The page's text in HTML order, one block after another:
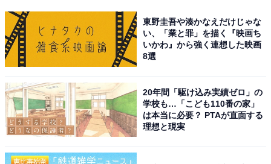
東野圭吾や湊かなえだけじゃな
い、「業と罪」を描く『映画ち
いかわ』から強く連想した映画
8選
20年間「駆け込み実績ゼロ」の
学校も…「こども110番の家」
は本当に必要？ PTAが直面する
理想と現実